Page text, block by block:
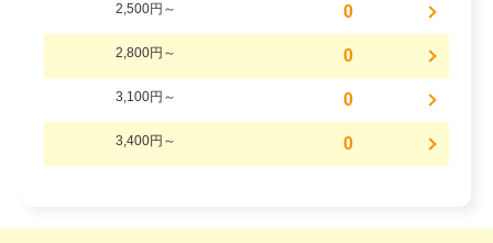
2,500円～ 0
2,800円～ 0
3,100円～ 0
3,400円～ 0